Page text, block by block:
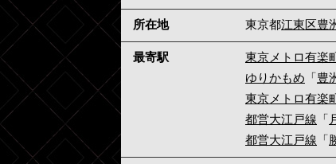
所在地 東京都江東区豊
最寄駅 東京メトロ有楽
ゆりかもめ 「豊
東京メトロ有楽
都営大江戸線 「
都営大江戸線 「